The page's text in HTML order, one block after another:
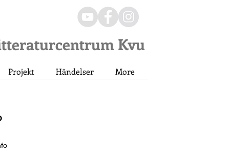
Kvu
Projekt Händelser More